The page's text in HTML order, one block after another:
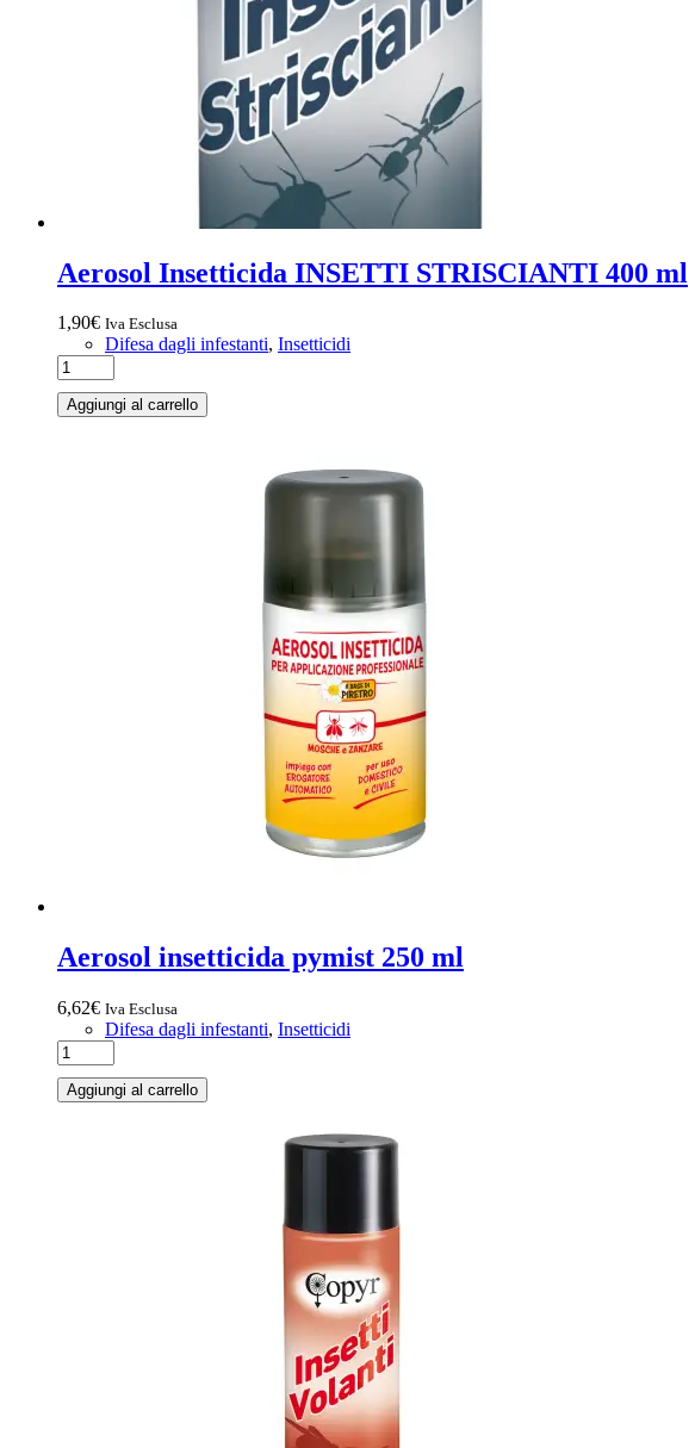
Aerosol Insetticida INSETTI STRISCIANTI 400 ml
1,90€ Iva Esclusa
Difesa dagli infestanti, Insetticidi
Aggiungi al carrello
Aerosol insetticida pymist 250 ml
6,62€ Iva Esclusa
Difesa dagli infestanti, Insetticidi
Aggiungi al carrello